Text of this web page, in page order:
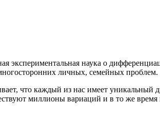
экспериментальная наука о
личных, семейных проблем.
что каждый из нас имеет уникальный
миллионы вариаций и в то же